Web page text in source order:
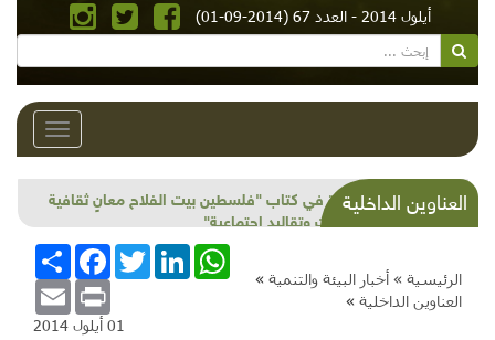
أيلول 2014 - العدد 67 (2014-09-01)
Toggle
العناوين الداخليةالبيئة في أدب محمد علي طه
الرئيسية » أخبار البيئة والتنمية »
العناوين الداخلية »
انشر
FacebookTwitterLinkedInWhatsApp
Email Print
01 أيلول 2014